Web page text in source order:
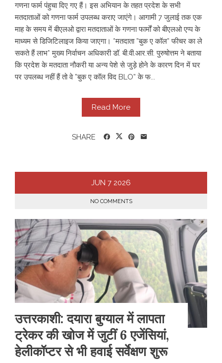
गणना फार्म पंहुचा दिए गए हैं। इस अभियान के तहत प्रदेश के सभी
मतदाताओं को गणना फार्म उपलब्ध कराए जाएंगे। आगामी 7 जुलाई तक एक
माह के समय में बीएलओ द्वारा मतदाताओं के गणना फार्मों को बीएलओ एप्प के
माध्यम से डिजिटिलाइज किया जाएगा। *मतदाता ”बुक ए कॉल” फीचर का ले
सकते हैं लाभ* मुख्य निर्वाचन अधिकारी डॉ. बी.वी.आर.सी. पुरुषोत्तम ने बताया
कि प्रदेश के मतदाता नौकरी या अन्य पेशे से जुड़े होने के कारण दिन में घर
पर उपलब्ध नहीं हैं तो वे ”बुक ए कॉल विद BLO” के फ...
Read More
SHARE
JUN 7 2026
NO COMMENTS
उत्तरकाशी: दयारा बुग्याल में लापता
ट्रेकर की खोज में जुटीं 6 एजेंसियां,
हेलीकॉप्टर से भी हवाई सर्वेक्षण शुरू